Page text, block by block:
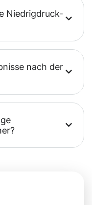
Niedrigdruck-
nach der